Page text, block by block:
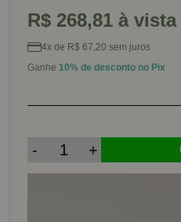
R$ 268,81 à vista
4x de R$ 67,20 sem juros
Ganhe 10% de desconto no Pix
- +